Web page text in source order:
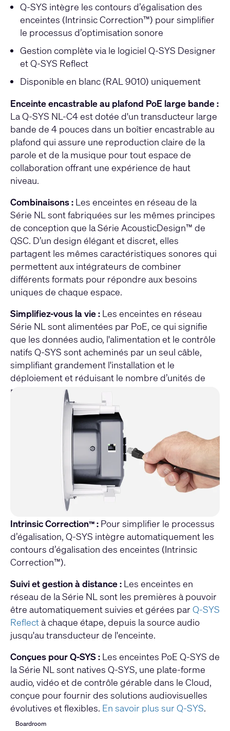
Q-SYS intègre les contours d’égalisation des
enceintes (Intrinsic Correction™) pour simplifier
le processus d’optimisation sonore
Gestion complète via le logiciel Q-SYS Designer
et Q-SYS Reflect
Disponible en blanc (RAL 9010) uniquement
Enceinte encastrable au plafond PoE large bande :
La Q-SYS NL-C4 est dotée d'un transducteur large
bande de 4 pouces dans un boîtier encastrable au
plafond qui assure une reproduction claire de la
parole et de la musique pour tout espace de
collaboration offrant une expérience de haut
niveau.
Combinaisons : Les enceintes en réseau de la
Série NL sont fabriquées sur les mêmes principes
de conception que la Série AcousticDesign™ de
QSC. D’un design élégant et discret, elles
partagent les mêmes caractéristiques sonores qui
permettent aux intégrateurs de combiner
différents formats pour répondre aux besoins
uniques de chaque espace.
Simplifiez-vous la vie : Les enceintes en réseau
Série NL sont alimentées par PoE, ce qui signifie
que les données audio, l'alimentation et le contrôle
natifs Q-SYS sont acheminés par un seul câble,
simplifiant grandement l'installation et le
déploiement et réduisant le nombre d’unités de
rack nécessaires.
Intrinsic Correction™ : Pour simplifier le processus
d’égalisation, Q-SYS intègre automatiquement les
contours d’égalisation des enceintes (Intrinsic
Correction™).
Suivi et gestion à distance : Les enceintes en
réseau de la Série NL sont les premières à pouvoir
être automatiquement suivies et gérées par Q-SYS
Reflectà chaque étape, depuis la source audio
jusqu'au transducteur de l'enceinte.
Conçues pour Q-SYS : Les enceintes PoE Q-SYS de
la Série NL sont natives Q-SYS, une plate-forme
audio, vidéo et de contrôle gérable dans le Cloud,
conçue pour fournir des solutions audiovisuelles
évolutives et flexibles. En savoir plus sur Q-SYS.
Boardroom